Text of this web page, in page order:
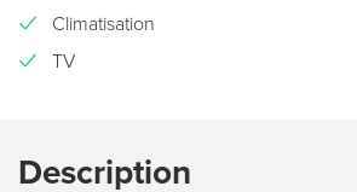
Climatisation
TV
Description